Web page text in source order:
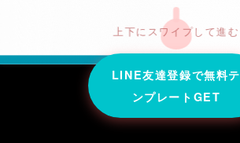
LINE友達登録で無料テ
ンプレートGET
上下にスワイプして進む